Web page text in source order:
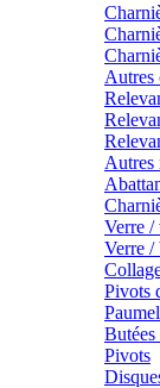
Autres
Autres
Verre /
Verre /
Pivots
Butées
Pivots